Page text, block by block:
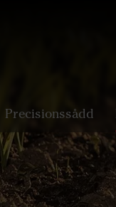
Precisionssådd